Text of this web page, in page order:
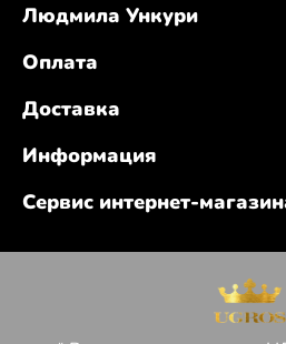
Людмила Ункури
Оплата
Доставка
Информация
Сервис интернет-